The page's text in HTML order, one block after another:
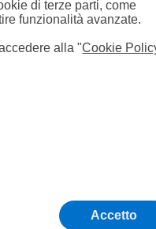
di terze parti, come
funzionalità avanzate.
alla "Cookie
Accetto